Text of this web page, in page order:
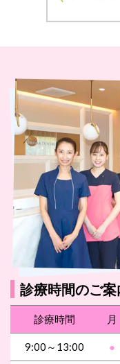
診療時間のご案
診療時間 月
9:00～13:00 ●